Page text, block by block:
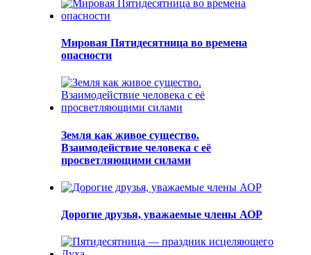
Мировая Пятидесятница во времена
опасности
Земля как живое существо.
Взаимодействие человека с её
просветляющими силами
Дорогие друзья, уважаемые члены АОР